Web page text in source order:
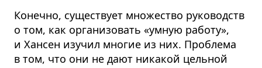
Конечно, существует множество руководств
о том, как организовать «умную работу»,
и Хансен изучил многие из них. Проблема
в том, что они не дают никакой цельной